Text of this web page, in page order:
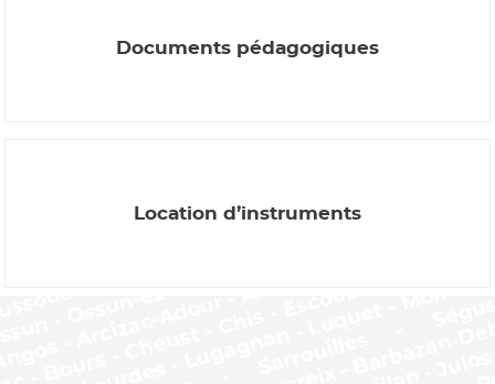
Documents pédagogiques
Location d’instruments